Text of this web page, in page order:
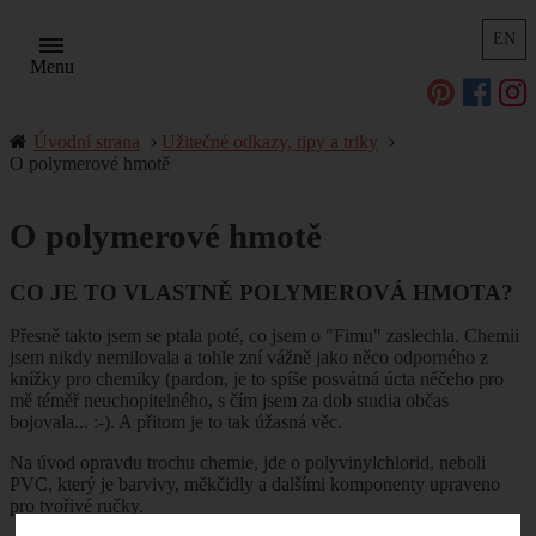
EN
Menu
Úvodní strana
Užitečné odkazy, tipy a triky
O polymerové hmotě
O polymerové hmotě
CO JE TO VLASTNĚ POLYMEROVÁ HMOTA?
Přesně takto jsem se ptala poté, co jsem o "Fimu" zaslechla. Chemii
jsem nikdy nemilovala a tohle zní vážně jako něco odporného z
knížky pro chemiky (pardon, je to spíše posvátná úcta něčeho pro
mě téměř neuchopitelného, s čím jsem za dob studia občas
bojovala... :-). A přitom je to tak úžasná věc.
Na úvod opravdu trochu chemie, jde o polyvinylchlorid, neboli
PVC, který je barvivy, měkčidly a dalšími komponenty upraveno
pro tvořivé ručky.